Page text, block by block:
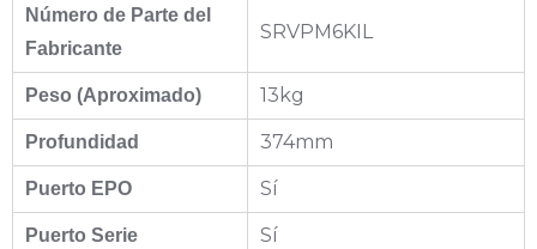
Número de Parte del
Fabricante
SRVPM6KIL
Peso (Aproximado) 13kg
Profundidad 374mm
Puerto EPO Sí
Puerto Serie Sí